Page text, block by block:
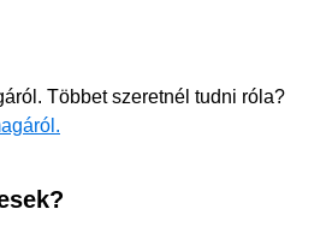
Többet szeretnél tudni róla?